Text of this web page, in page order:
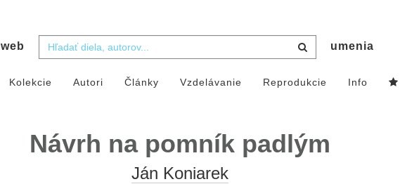
web umenia
Kolekcie Autori Články Vzdelávanie Reprodukcie Info
Návrh na pomník padlým
Ján Koniarek